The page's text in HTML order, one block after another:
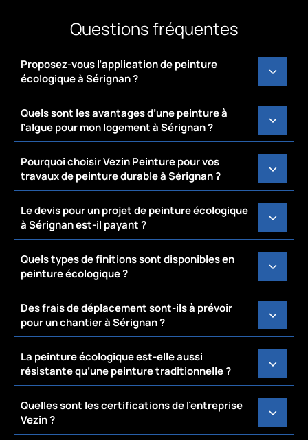
Questions fréquentes
Proposez-vous l’application de peinture
écologique à Sérignan ?
Quels sont les avantages d’une peinture à
l’algue pour mon logement à Sérignan ?
Pourquoi choisir Vezin Peinture pour vos
travaux de peinture durable à Sérignan ?
Le devis pour un projet de peinture écologique
à Sérignan est-il payant ?
Quels types de finitions sont disponibles en
peinture écologique ?
Des frais de déplacement sont-ils à prévoir
pour un chantier à Sérignan ?
La peinture écologique est-elle aussi
résistante qu’une peinture traditionnelle ?
Quelles sont les certifications de l’entreprise
Vezin ?